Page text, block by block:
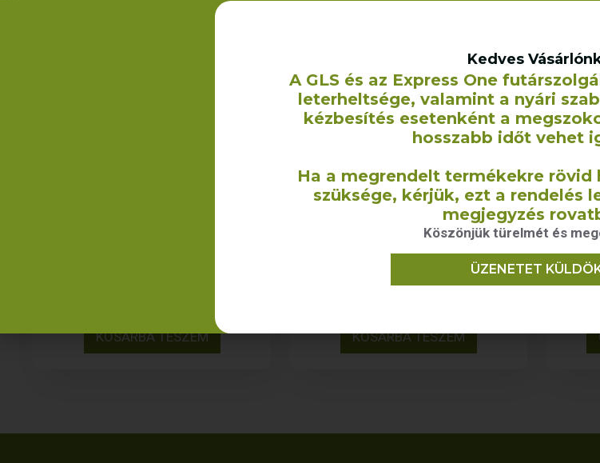
KOSÁRBA TESZEM
Juta italzsák (1 palackos)
KOSÁRBA TESZEM
Kedves
A GLS és az Express One
leterheltsége, valamint a nyári
kézbesítés esetenként a
hosszabb időt vehet
Ha a megrendelt termékekre rövid
szüksége, kérjük, ezt a rendelés
megjegyzés
Köszönjük türelmét és
ÜZENETET